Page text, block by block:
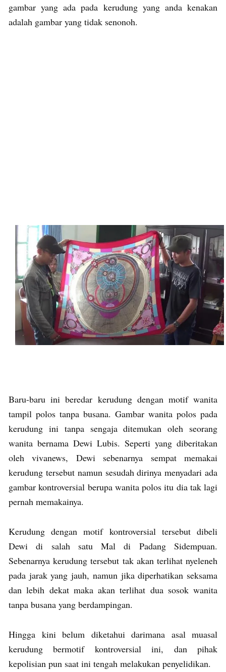
gambar yang ada pada kerudung yang anda kenakan
adalah gambar yang tidak senonoh.
Baru-baru ini beredar kerudung dengan motif wanita
tampil polos tanpa busana. Gambar wanita polos pada
kerudung ini tanpa sengaja ditemukan oleh seorang
wanita bernama Dewi Lubis. Seperti yang diberitakan
oleh vivanews, Dewi sebenarnya sempat memakai
kerudung tersebut namun sesudah dirinya menyadari ada
gambar kontroversial berupa wanita polos itu dia tak lagi
pernah memakainya.
Kerudung dengan motif kontroversial tersebut dibeli
Dewi di salah satu Mal di Padang Sidempuan.
Sebenarnya kerudung tersebut tak akan terlihat nyeleneh
pada jarak yang jauh, namun jika diperhatikan seksama
dan lebih dekat maka akan terlihat dua sosok wanita
tanpa busana yang berdampingan.
Hingga kini belum diketahui darimana asal muasal
kerudung bermotif kontroversial ini, dan pihak
kepolisian pun saat ini tengah melakukan penyelidikan.